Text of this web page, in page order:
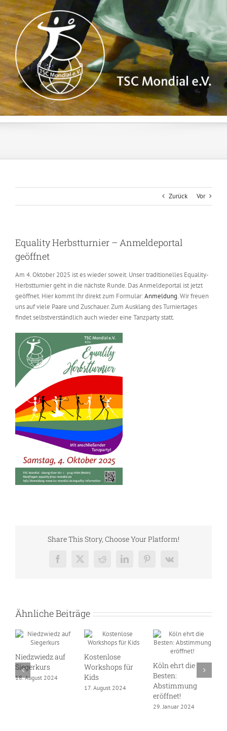
Zum
Inhalt
springen
Zurück Vor
Equality Herbstturnier – Anmeldeportal
geöffnet
Am 4. Oktober 2025 ist es wieder soweit. Unser traditionelles Equality-
Herbstturnier geht in die nächste Runde. Das Anmeldeportal ist jetzt
geöffnet. Hier kommt Ihr direkt zum Formular:Anmeldung. Wir freuen
uns auf viele Paare und Zuschauer. Zum Ausklang des Turniertages
findet selbstverständlich auch wieder eine Tanzparty statt.
Share This Story, Choose Your Platform!
Facebook
X RedditLinkedInPinterest
Vk
Ähnliche Beiträge
Niedzwiedz auf
Siegerkurs
18. August 2024
Kostenlose
Workshops für
Kids
17. August 2024
Köln ehrt die
Besten:
Abstimmung
eröffnet!
29. Januar 2024